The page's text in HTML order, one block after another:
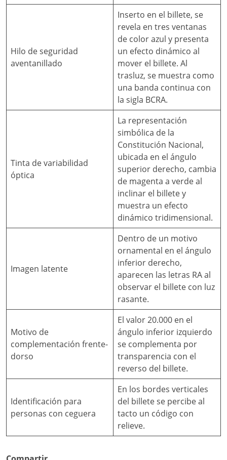
Hilo de seguridad
aventanillado
Inserto en el billete, se
revela en tres ventanas
de color azul y presenta
un efecto dinámico al
mover el billete. Al
trasluz, se muestra como
una banda continua con
la sigla BCRA.
Tinta de variabilidad
óptica
La representación
simbólica de la
Constitución Nacional,
ubicada en el ángulo
superior derecho, cambia
de magenta a verde al
inclinar el billete y
muestra un efecto
dinámico tridimensional.
Imagen latente
Dentro de un motivo
ornamental en el ángulo
inferior derecho,
aparecen las letras RA al
observar el billete con luz
rasante.
Motivo de
complementación frente-
dorso
El valor 20.000 en el
ángulo inferior izquierdo
se complementa por
transparencia con el
reverso del billete.
Identificación para
personas con ceguera
En los bordes verticales
del billete se percibe al
tacto un código con
relieve.